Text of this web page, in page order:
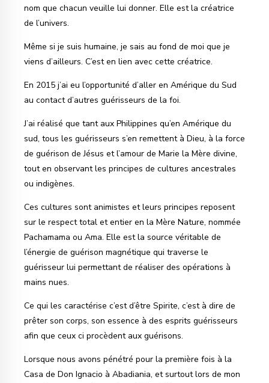
nom que chacun veuille lui donner. Elle est la créatrice
de l’univers.
Même si je suis humaine, je sais au fond de moi que je
viens d’ailleurs. C’est en lien avec cette créatrice.
En 2015 j’ai eu l’opportunité d’aller en Amérique du Sud
au contact d’autres guérisseurs de la foi.
J’ai réalisé que tant aux Philippines qu’en Amérique du
sud, tous les guérisseurs s’en remettent à Dieu, à la force
de guérison de Jésus et l’amour de Marie la Mère divine,
tout en observant les principes de cultures ancestrales
ou indigènes.
Ces cultures sont animistes et leurs principes reposent
sur le respect total et entier en la Mère Nature, nommée
Pachamama ou Ama. Elle est la source véritable de
l’énergie de guérison magnétique qui traverse le
guérisseur lui permettant de réaliser des opérations à
mains nues.
Ce qui les caractérise c’est d’être Spirite, c’est à dire de
prêter son corps, son essence à des esprits guérisseurs
afin que ceux ci procèdent aux guérisons.
Lorsque nous avons pénétré pour la première fois à la
Casa de Don Ignacio à Abadiania, et surtout lors de mon